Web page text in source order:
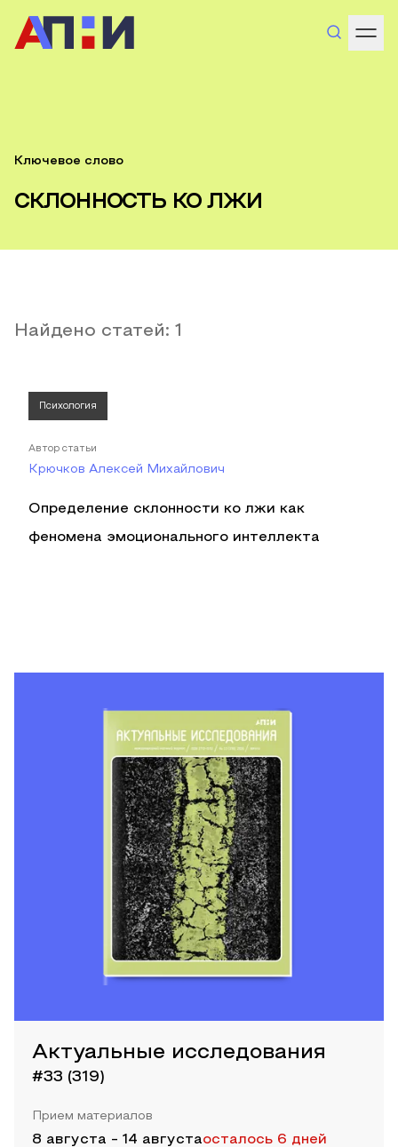
Ключевое слово
склонность ко лжи
Найдено статей: 1
Психология
Автор статьи
Крючков Алексей Михайлович
Определение склонности ко лжи как
феномена эмоционального интеллекта
Актуальные исследования
#33 (319)
Прием материалов
8 августа - 14 августаосталось 6 дней